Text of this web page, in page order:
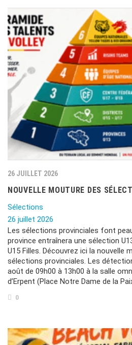
26 JUILLET 2026
NOUVELLE MOUTURE DES
Sélections
26 juillet 2026
Les sélections provinciales font
province entraînera une sélection
U15 Filles. Découvrez ici la nouvelle
sélections provinciales. Les
août de 09h00 à 13h00 à la salle
d’Erpent (Place Notre Dame de la
0